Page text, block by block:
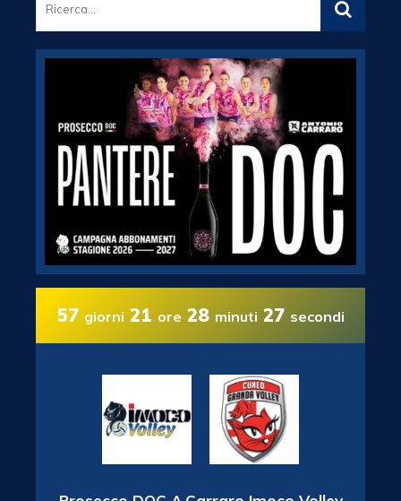
57 giorni 21 ore 28 minuti 26 secondi